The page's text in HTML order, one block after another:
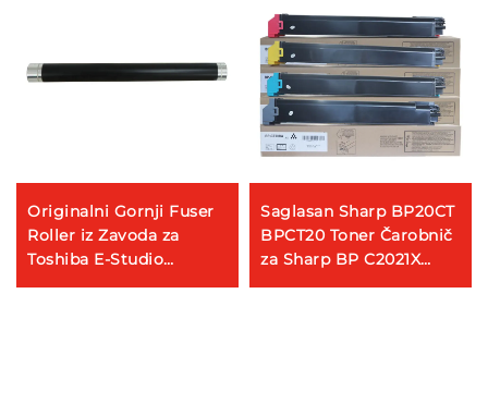
Originalni Gornji Fuser
Roller iz Zavoda za
Toshiba E-Studio
206L/256/306/356/456/506
Saglasan Sharp BP20CT
BPCT20 Toner Čarobnič
za Sharp BP C2021X
C2021R C2521R Kopirani